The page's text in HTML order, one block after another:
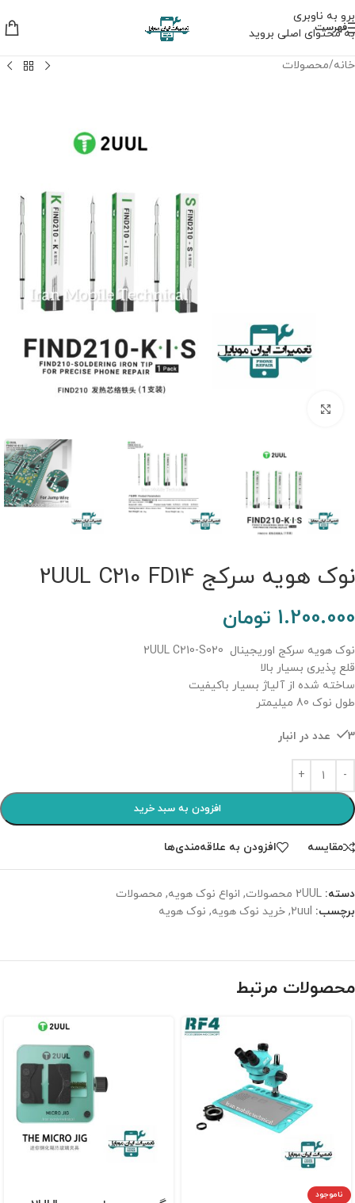
برو به ناوبری
به محتوای اصلی بروید
فهرست
خانه/محصولات
نوک هویه سرکج 2UUL C210 FD14
1.200.000 تومان
نوک هویه سرکج اوریجینال 2UUL C210-S020
قلع پذیری بسیار بالا
ساخته شده از آلیاژ بسیار باکیفیت
طول نوک 80 میلیمتر
3 عدد در انبار
افزودن به سبد خرید
مقایسه افزودن به علاقه‌مندی‌ها
دسته: 2UUL محصولات , انواع نوک هویه, محصولات
برچسب: 2uul
, خرید نوک هویه, نوک هویه
محصولات مرتبط
ناموجود